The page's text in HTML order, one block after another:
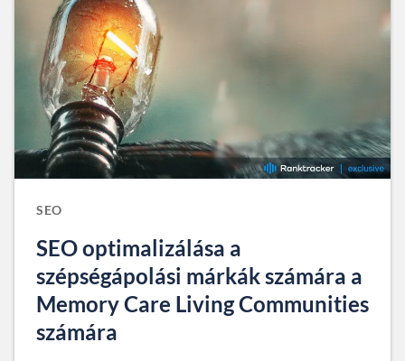
SEO
SEO optimalizálása a
szépségápolási márkák számára a
Memory Care Living Communities
számára